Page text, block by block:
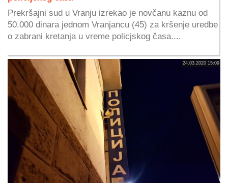
Prekršajni sud u Vranju izrekao je novčanu kaznu od
50.000 dinara jednom Vranjancu (45) za kršenje uredbe
o zabrani kretanja u vreme policjskog časa....
24.03.2020 15:09